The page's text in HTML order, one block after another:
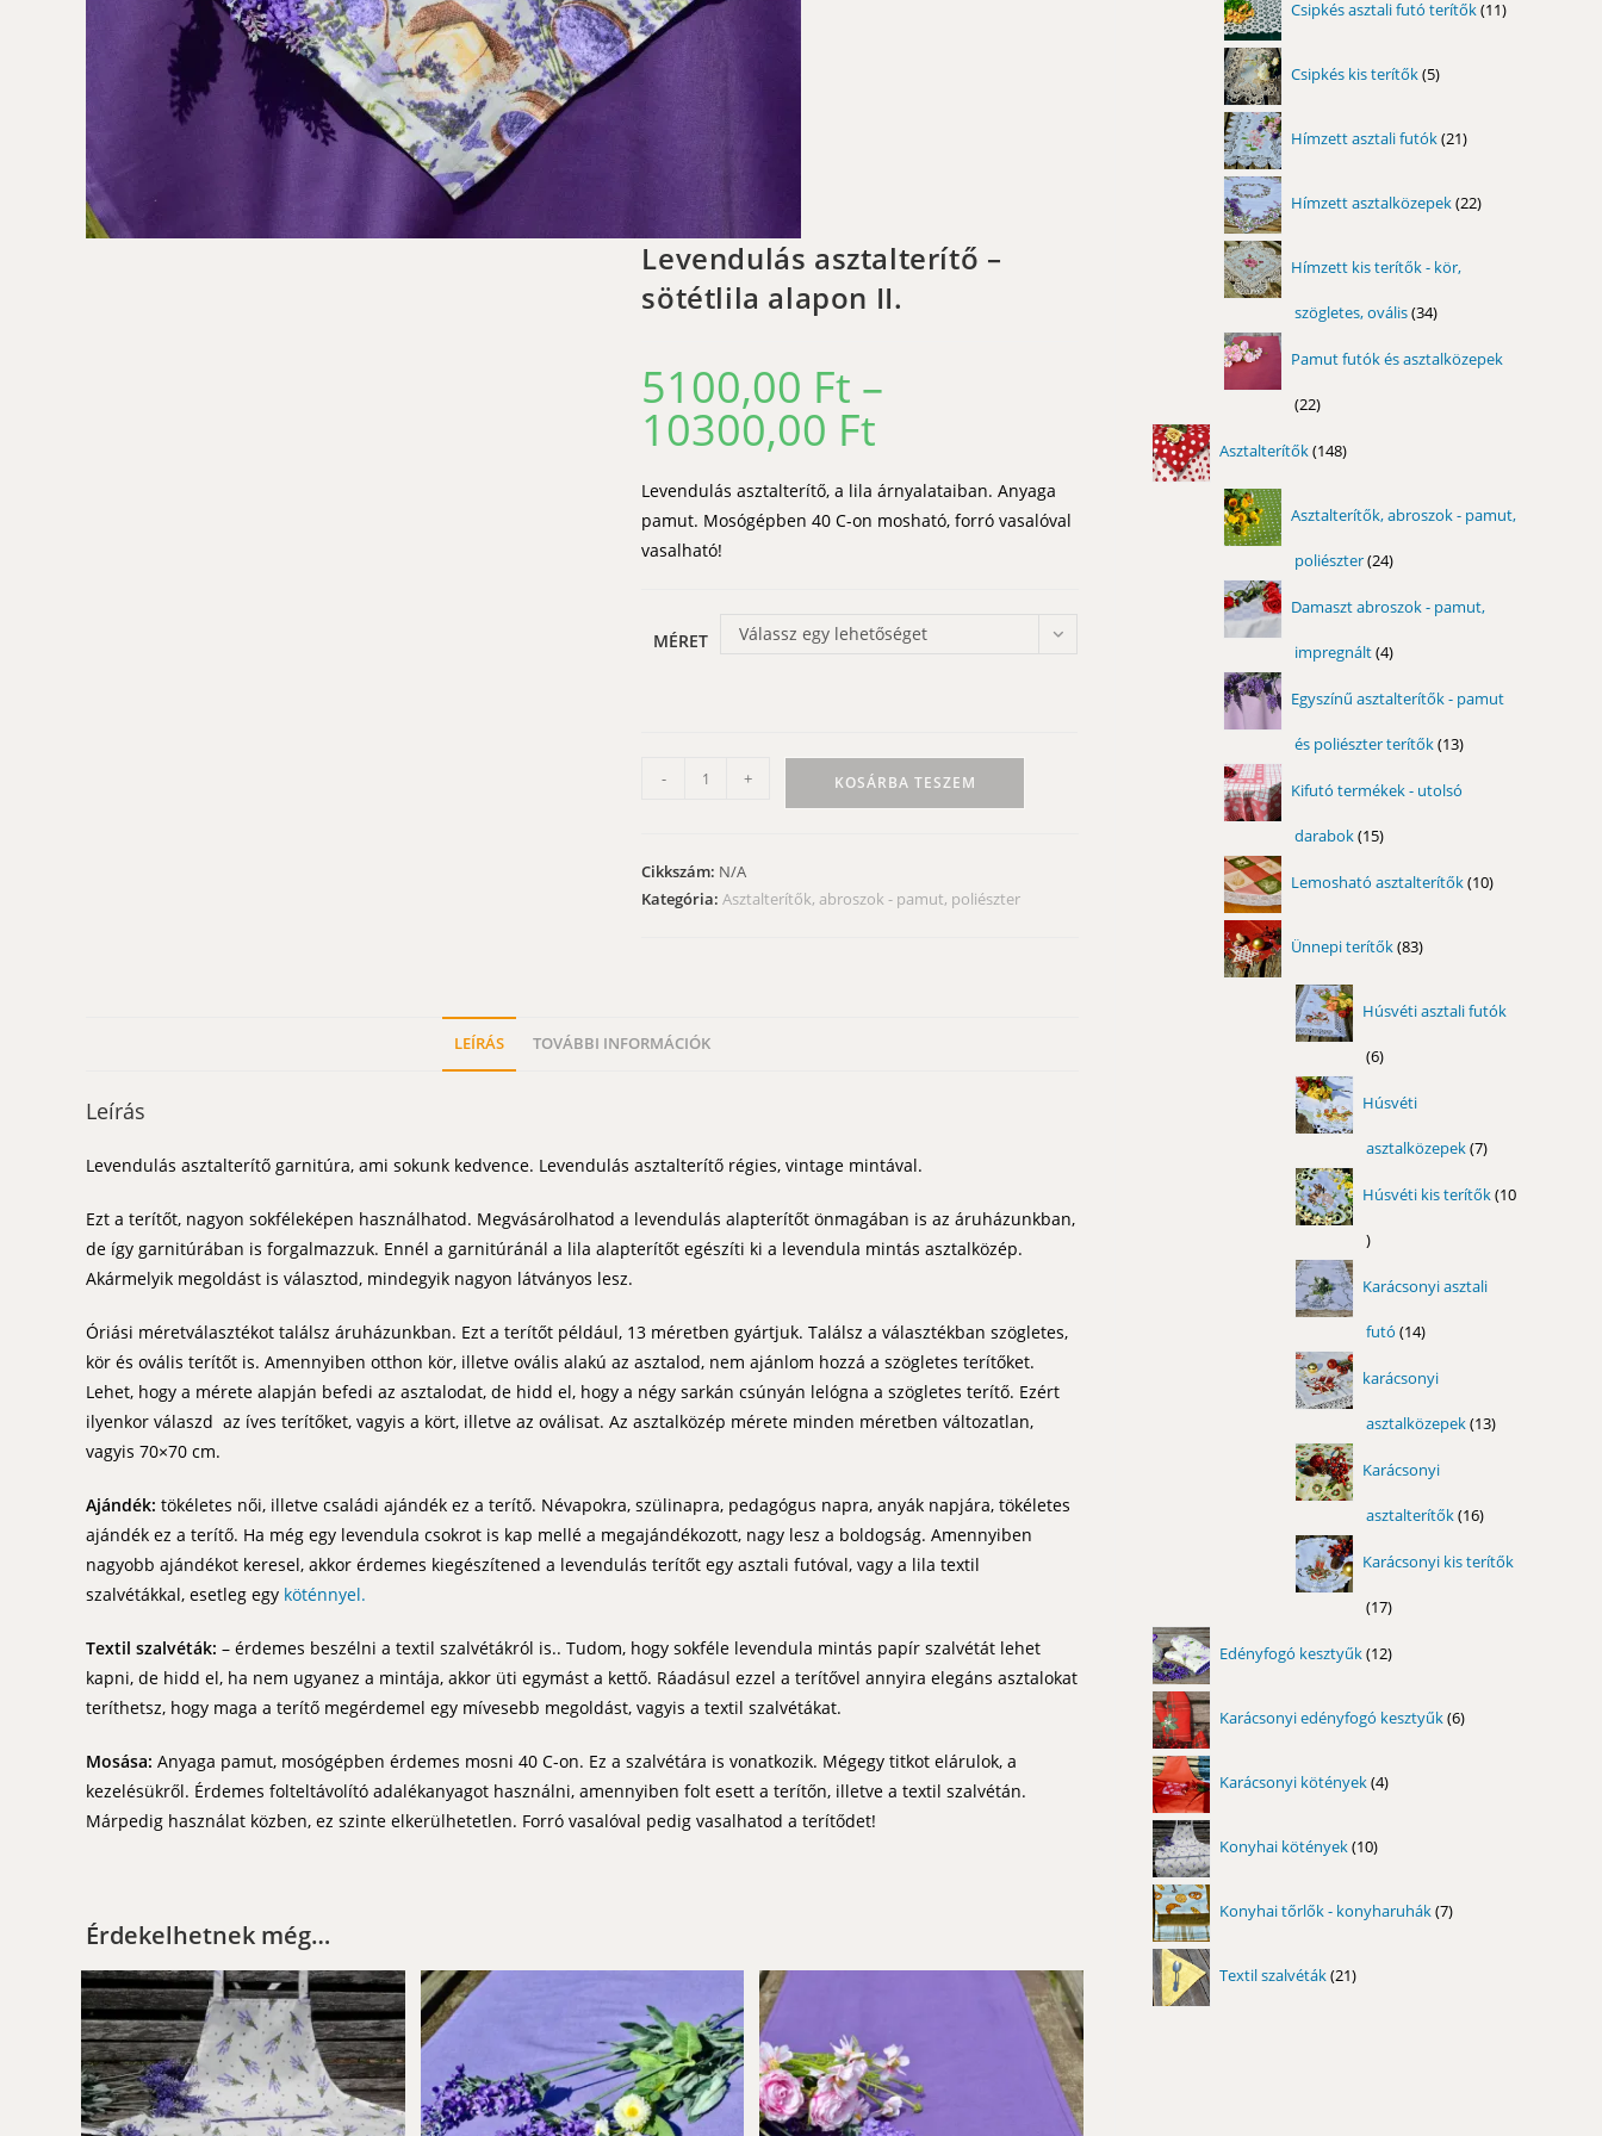
Levendulás asztalterítő –
sötétlila alapon II.
5100,00 Ft –
10300,00 Ft
Levendulás asztalterítő, a lila árnyalataiban. Anyaga
pamut. Mosógépben 40 C-on mosható, forró vasalóval
vasalható!
MÉRET Válassz egy lehetőséget
Levendulás
sötétlila
alapon
- + KOSÁRBA TESZEM
Cikkszám: N/A
Kategória:Asztalterítők, abroszok - pamut, poliészter
LEÍRÁS TOVÁBBI INFORMÁCIÓK
Leírás
Levendulás asztalterítő garnitúra, ami sokunk kedvence. Levendulás asztalterítő régies, vintage mintával.
Ezt a terítőt, nagyon sokféleképen használhatod. Megvásárolhatod a levendulás alapterítőt önmagában is az áruházunkban,
de így garnitúrában is forgalmazzuk. Ennél a garnitúránál a lila alapterítőt egészíti ki a levendula mintás asztalközép.
Akármelyik megoldást is választod, mindegyik nagyon látványos lesz.
Óriási méretválasztékot találsz áruházunkban. Ezt a terítőt például, 13 méretben gyártjuk. Találsz a választékban szögletes,
kör és ovális terítőt is. Amennyiben otthon kör, illetve ovális alakú az asztalod, nem ajánlom hozzá a szögletes terítőket.
Lehet, hogy a mérete alapján befedi az asztalodat, de hidd el, hogy a négy sarkán csúnyán lelógna a szögletes terítő. Ezért
ilyenkor válaszd az íves terítőket, vagyis a kört, illetve az oválisat. Az asztalközép mérete minden méretben változatlan,
vagyis 70×70 cm.
Ajándék: tökéletes női, illetve családi ajándék ez a terítő. Névapokra, szülinapra, pedagógus napra, anyák napjára, tökéletes
ajándék ez a terítő. Ha még egy levendula csokrot is kap mellé a megajándékozott, nagy lesz a boldogság. Amennyiben
nagyobb ajándékot keresel, akkor érdemes kiegészítened a levendulás terítőt egy asztali futóval, vagy a lila textil
szalvétákkal, esetleg egy köténnyel.
Textil szalvéták: – érdemes beszélni a textil szalvétákról is.. Tudom, hogy sokféle levendula mintás papír szalvétát lehet
kapni, de hidd el, ha nem ugyanez a mintája, akkor üti egymást a kettő. Ráadásul ezzel a terítővel annyira elegáns asztalokat
teríthetsz, hogy maga a terítő megérdemel egy mívesebb megoldást, vagyis a textil szalvétákat.
Mosása: Anyaga pamut, mosógépben érdemes mosni 40 C-on. Ez a szalvétára is vonatkozik. Mégegy titkot elárulok, a
kezelésükről. Érdemes folteltávolító adalékanyagot használni, amennyiben folt esett a terítőn, illetve a textil szalvétán.
Márpedig használat közben, ez szinte elkerülhetetlen. Forró vasalóval pedig vasalhatod a terítődet!
Érdekelhetnek még…
Csipkés asztali futó terítők 11
termék
Csipkés kis terítők 5
termék
Hímzett asztali futók 21
termék
Hímzett asztalközepek 22
termék
Hímzett kis terítők - kör,
szögletes, ovális 3434
Pamut futók és asztalközepek
2222
Asztalterítők 148
termék
Asztalterítők, abroszok - pamut,
poliészter 2424
Damaszt abroszok - pamut,
impregnált 44
Egyszínű asztalterítők - pamut
és poliészter terítők 1313
Kifutó termékek - utolsó
darabok 1515
Lemosható asztalterítők 10
termék
Ünnepi terítők 83
termék
Húsvéti asztali futók
66
Húsvéti
asztalközepek 77
Húsvéti kis terítők 10
10
Karácsonyi asztali
futó 1414
karácsonyi
asztalközepek 1313
Karácsonyi
asztalterítők 1616
Karácsonyi kis terítők
1717
Edényfogó kesztyűk 12
termék
Karácsonyi edényfogó kesztyűk 6
termék
Karácsonyi kötények 4
termék
Konyhai kötények 10
termék
Konyhai tőrlők - konyharuhák 7
termék
Textil szalvéták 21
termék